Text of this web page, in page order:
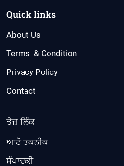
Quick links
About Us
Terms & Condition
Privacy Policy
Contact
ਤੇਜ਼ ਲਿੰਕ
ਆਟੋ ਤਕਨੀਕ
ਸੰਪਾਦਕੀ